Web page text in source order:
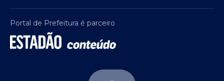
Portal de Prefeitura é parceiro